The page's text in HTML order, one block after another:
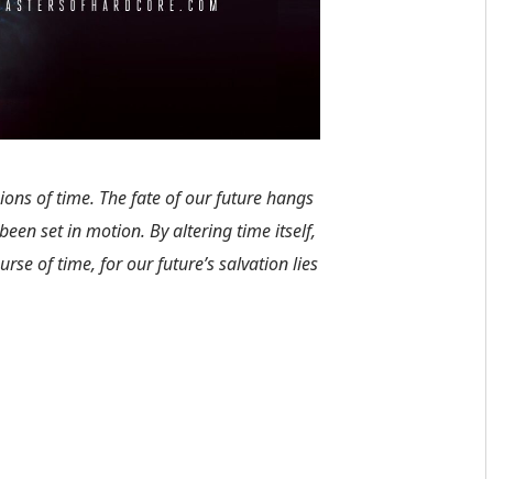
of time. The fate of our future hangs
set in motion. By altering time itself,
of time, for our future’s salvation lies